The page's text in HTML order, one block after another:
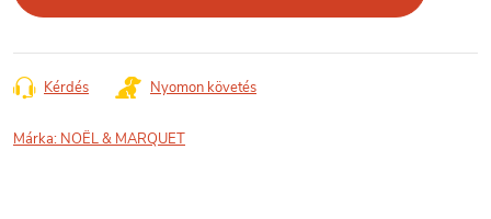
Kérdés Nyomon követés
Márka: NOËL & MARQUET